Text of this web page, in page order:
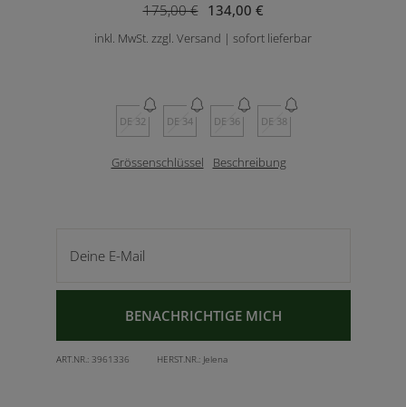
134,00 €
175,00 €
inkl. MwSt. zzgl. Versand | sofort lieferbar
DE 32 DE 34 DE 36 DE 38
Grössenschlüssel Beschreibung
BENACHRICHTIGE MICH
ART.NR.: 3961336 HERST.NR.: Jelena